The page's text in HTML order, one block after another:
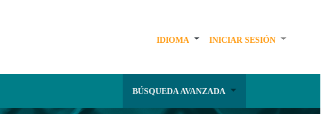
IDIOMA INICIAR SESIÓN
BÚSQUEDA AVANZADA